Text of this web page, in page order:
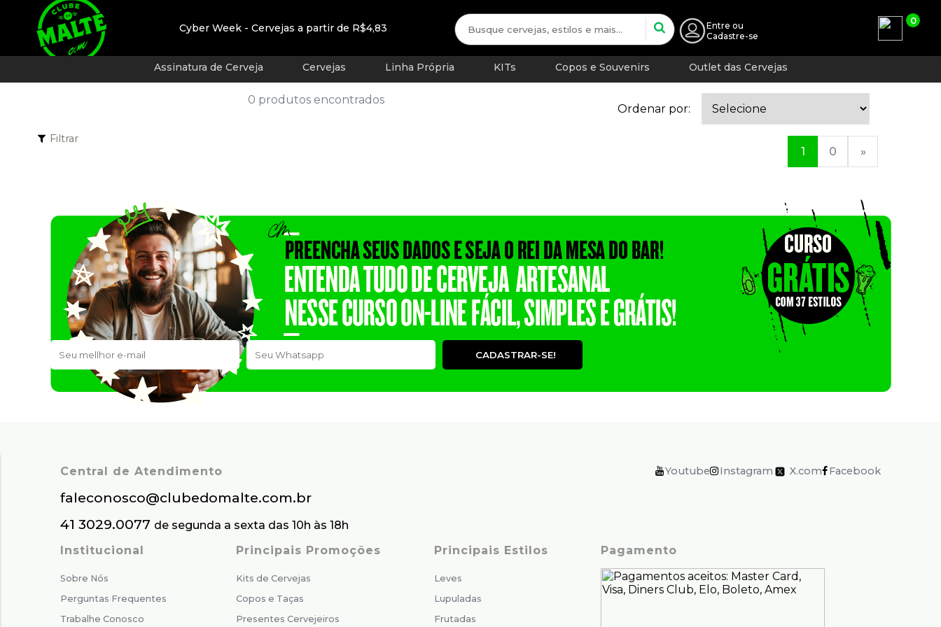
Cyber Week - Cervejas a partir de R$4,83 Entre ou
Cadastre-se
0
Assinatura de Cerveja Cervejas Linha Própria KITs Copos e Souvenirs Outlet das Cervejas
Filtrar
0 produtos encontrados
Ordenar por:
1 0 »
CADASTRAR-SE!
Central de Atendimento
faleconosco@clubedomalte.com.br
41 3029.0077 de segunda a sexta das 10h às 18h
Youtube Instagram X.com Facebook
Institucional
Sobre Nós
Perguntas Frequentes
Trabalhe Conosco
Principais Promoções
Kits de Cervejas
Copos e Taças
Presentes Cervejeiros
Principais Estilos
Leves
Lupuladas
Frutadas
Pagamento